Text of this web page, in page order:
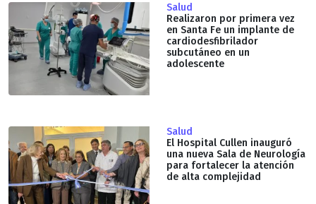
Salud
Realizaron por primera vez
en Santa Fe un implante de
cardiodesfibrilador
subcutáneo en un
adolescente
Salud
El Hospital Cullen inauguró
una nueva Sala de Neurología
para fortalecer la atención
de alta complejidad